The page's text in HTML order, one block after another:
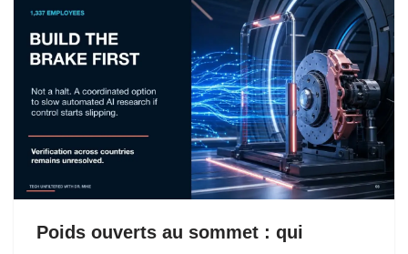
Poids ouverts au sommet : qui